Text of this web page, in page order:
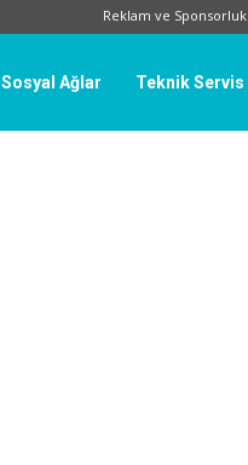
Reklam ve Sponsorluk
Sosyal Ağlar Teknik Servis